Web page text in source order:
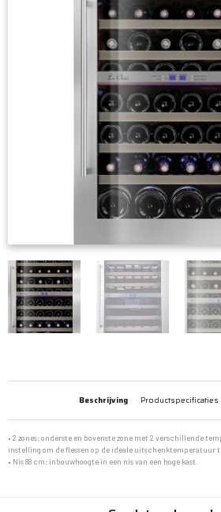
Beschrijving Productspecificaties
• 2 zones: onderste en bovenste zone met 2 verschillende
instelling om de flessen op de ideale uitschenktemperatuur
• Nis 88 cm: inbouwhoogte in een nis van een hoge kast.